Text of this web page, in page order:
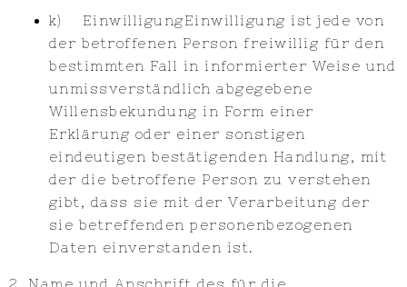
k) EinwilligungEinwilligung ist jede von
der betroffenen Person freiwillig für den
bestimmten Fall in informierter Weise und
unmissverständlich abgegebene
Willensbekundung in Form einer
Erklärung oder einer sonstigen
eindeutigen bestätigenden Handlung, mit
der die betroffene Person zu verstehen
gibt, dass sie mit der Verarbeitung der
sie betreffenden personenbezogenen
Daten einverstanden ist.
2. Name und Anschrift des für die